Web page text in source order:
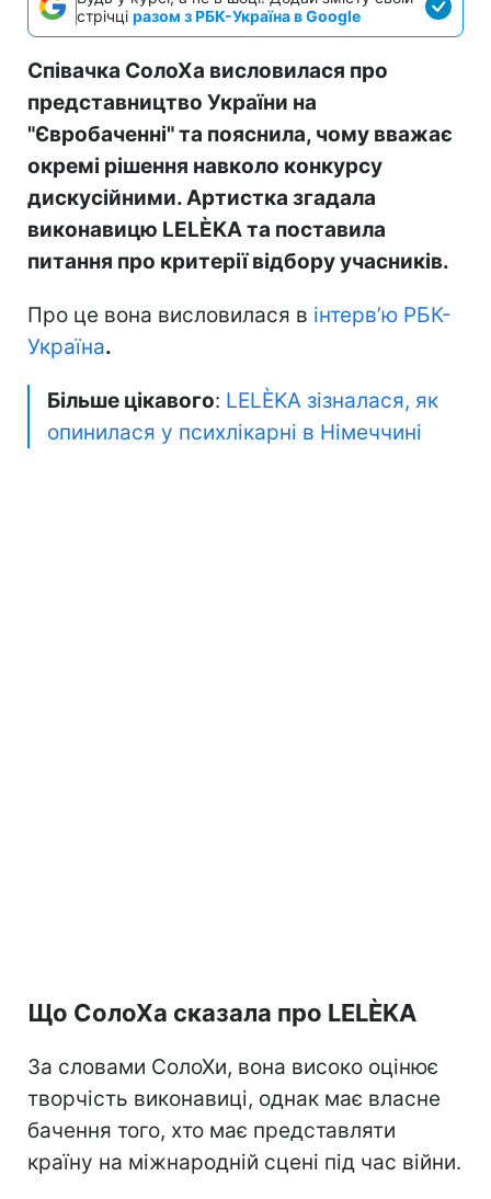
стрічці разом з РБК-Україна в Google
Співачка СолоХа висловилася про
представництво України на
"Євробаченні" та пояснила, чому вважає
окремі рішення навколо конкурсу
дискусійними. Артистка згадала
виконавицю LELÈKA та поставила
питання про критерії відбору учасників.
Про це вона висловилася в інтерв’ю РБК-
Україна.
Більше цікавого: LELÈKA зізналася, як
опинилася у психлікарні в Німеччині
Що СолоХа сказала про LELÈKA
За словами СолоХи, вона високо оцінює
творчість виконавиці, однак має власне
бачення того, хто має представляти
країну на міжнародній сцені під час війни.